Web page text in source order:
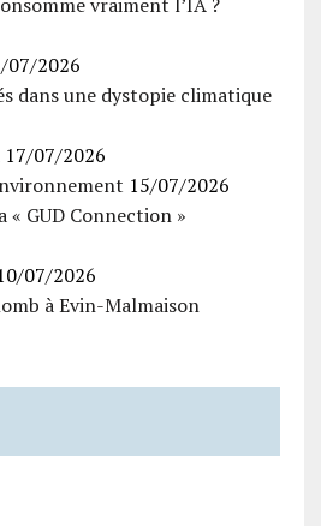
07/2026
dans une dystopie climatique
17/07/2026
15/07/2026
« GUD Connection »
07/2026
à Evin-Malmaison